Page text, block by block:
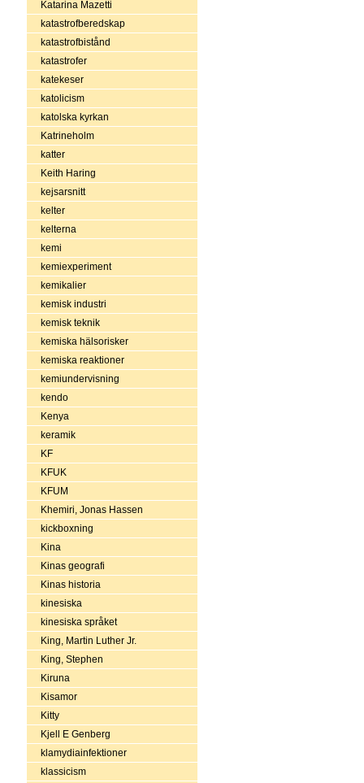
Katarina Mazetti
katastrofberedskap
katastrofbistånd
katastrofer
katekeser
katolicism
katolska kyrkan
Katrineholm
katter
Keith Haring
kejsarsnitt
kelter
kelterna
kemi
kemiexperiment
kemikalier
kemisk industri
kemisk teknik
kemiska hälsorisker
kemiska reaktioner
kemiundervisning
kendo
Kenya
keramik
KF
KFUK
KFUM
Khemiri, Jonas Hassen
kickboxning
Kina
Kinas geografi
Kinas historia
kinesiska
kinesiska språket
King, Martin Luther Jr.
King, Stephen
Kiruna
Kisamor
Kitty
Kjell E Genberg
klamydiainfektioner
klassicism